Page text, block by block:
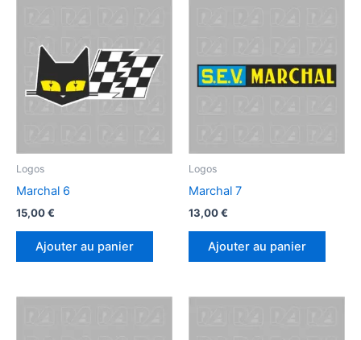
Logos
Marchal 6
15,00€
Ajouter au panier
Logos
Marchal 7
13,00€
Ajouter au panier